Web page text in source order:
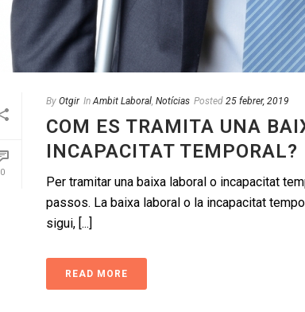
0
By Otgir In Ambit Laboral, Notícias Posted 25 febrer, 2019
COM ES TRAMITA UNA
INCAPACITAT TEMPORAL?
Per tramitar una baixa laboral o incapacitat
passos. La baixa laboral o la incapacitat
sigui, [...]
READ MORE